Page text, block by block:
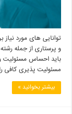
توانایی های مورد
و پرستاری از جمله
باید احساس مسئولیت
مسئولیت پذیری کافی
بیشتر بخوانید »